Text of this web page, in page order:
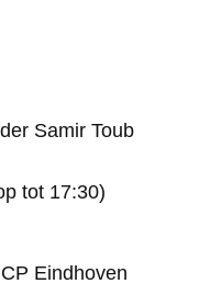
Samir Toub
tot 17:30)
Eindhoven